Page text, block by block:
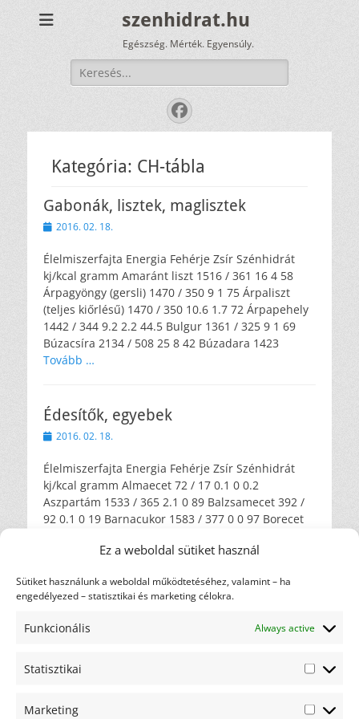
Ez a weboldal sütiket használ
Sütiket használunk a weboldal működtetéséhez, valamint – ha
engedélyezed – statisztikai és marketing célokra.
Funkcionális Always active
Statisztikai
Marketing
szenhidrat.hu
Egészség. Mérték. Egyensúly.
Keresés:
Facebook
Kategória: CH-tábla
Gabonák, lisztek, maglisztek
Közzétéve
2016. 02. 18.
Élelmiszerfajta Energia Fehérje Zsír Szénhidrát
kj/kcal gramm Amaránt liszt 1516 / 361 16 4 58
Árpagyöngy (gersli) 1470 / 350 9 1 75 Árpaliszt
(teljes kiőrlésű) 1470 / 350 10.6 1.7 72 Árpapehely
1442 / 344 9.2 2.2 44.5 Bulgur 1361 / 325 9 1 69
Búzacsíra 2134 / 508 25 8 42 Búzadara 1423
Tovább …
Édesítők, egyebek
Közzétéve
2016. 02. 18.
Élelmiszerfajta Energia Fehérje Zsír Szénhidrát
kj/kcal gramm Almaecet 72 / 17 0.1 0 0.2
Aszpartám 1533 / 365 2.1 0 89 Balzsamecet 392 /
92 0.1 0 19 Barnacukor 1583 / 377 0 0 97 Borecet
16.8 / 2 0 0 0.5 Canderel édesítőtabletta (1
Bejegyzés
Újabb cikkek